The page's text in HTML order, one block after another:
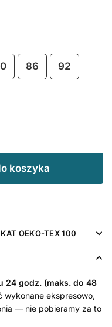
86 92
koszyka
OEKO-TEX 100
24 godz. (maks. do 48
wykonane ekspresowo,
— nie pobieramy za to